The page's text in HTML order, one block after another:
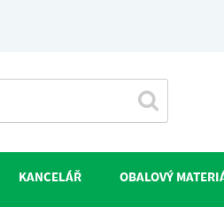
KANCELÁŘ OBALOVÝ